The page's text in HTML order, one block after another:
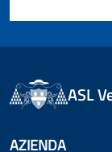
ASL
AZIENDA